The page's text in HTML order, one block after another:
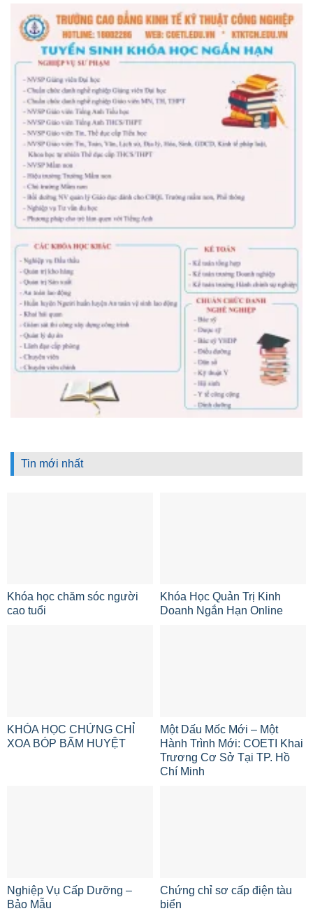
Tin mới nhất
Khóa học chăm sóc người
cao tuổi
Khóa Học Quản Trị Kinh
Doanh Ngắn Hạn Online
KHÓA HỌC CHỨNG CHỈ
XOA BÓP BẤM HUYỆT
Một Dấu Mốc Mới – Một
Hành Trình Mới: COETI Khai
Trương Cơ Sở Tại TP. Hồ
Chí Minh
Nghiệp Vụ Cấp Dưỡng –
Bảo Mẫu
Chứng chỉ sơ cấp điện tàu
biển